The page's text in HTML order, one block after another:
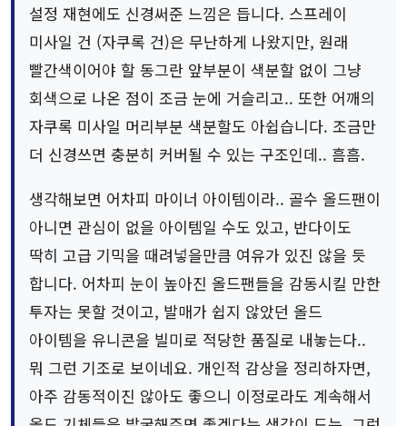
설정 재현에도 신경써준 느낌은 듭니다. 스프레이
미사일 건 (자쿠록 건)은 무난하게 나왔지만, 원래
빨간색이어야 할 동그란 앞부분이 색분할 없이 그냥
회색으로 나온 점이 조금 눈에 거슬리고.. 또한 어깨의
자쿠록 미사일 머리부분 색분할도 아쉽습니다. 조금만
더 신경쓰면 충분히 커버될 수 있는 구조인데.. 흠흠.
생각해보면 어차피 마이너 아이템이라.. 골수 올드팬이
아니면 관심이 없을 아이템일 수도 있고, 반다이도
딱히 고급 기믹을 때려넣을만큼 여유가 있진 않을 듯
합니다. 어차피 눈이 높아진 올드팬들을 감동시킬 만한
투자는 못할 것이고, 발매가 쉽지 않았던 올드
아이템을 유니콘을 빌미로 적당한 품질로 내놓는다..
뭐 그런 기조로 보이네요. 개인적 감상을 정리하자면,
아주 감동적이진 않아도 좋으니 이정로라도 계속해서